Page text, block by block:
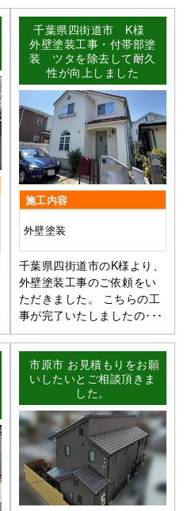
千葉県四街道市 K様
外壁塗装工事・付帯部塗
装 ツタを除去して耐久
性が向上しました
施工内容
外壁塗装
千葉県四街道市のK様より、
外壁塗装工事のご依頼をい
ただきました。 こちらの工
事が完了いたしましたの･･･
市原市 お見積もりをお願
いしたいとご相談頂きま
した。